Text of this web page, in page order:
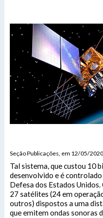
Seção Publicações, em 12/05/2020
Tal sistema, que custou 10
desenvolvido e é
Defesa dos Estados
27 satélites (24 em
outros) dispostos a uma
que emitem ondas sonoras